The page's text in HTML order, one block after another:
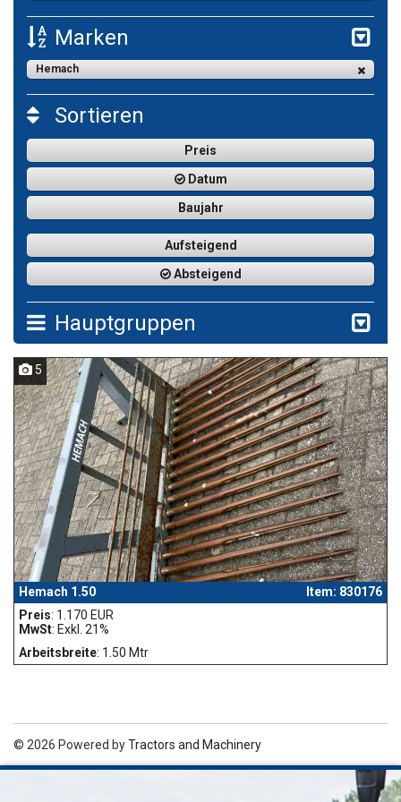
Marken
Hemach
Sortieren
Preis
Datum
Baujahr
Aufsteigend
Absteigend
Hauptgruppen
5
Hemach 1.50
Item: 830176
Preis: 1.170 EUR
MwSt: Exkl. 21%
Arbeitsbreite: 1.50 Mtr
© 2026 Powered byTractors and Machinery